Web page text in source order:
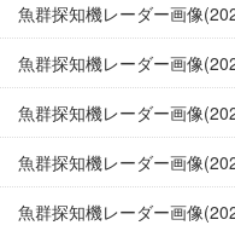
魚群探知機レーダー画像
魚群探知機レーダー画像
魚群探知機レーダー画像
魚群探知機レーダー画像
魚群探知機レーダー画像